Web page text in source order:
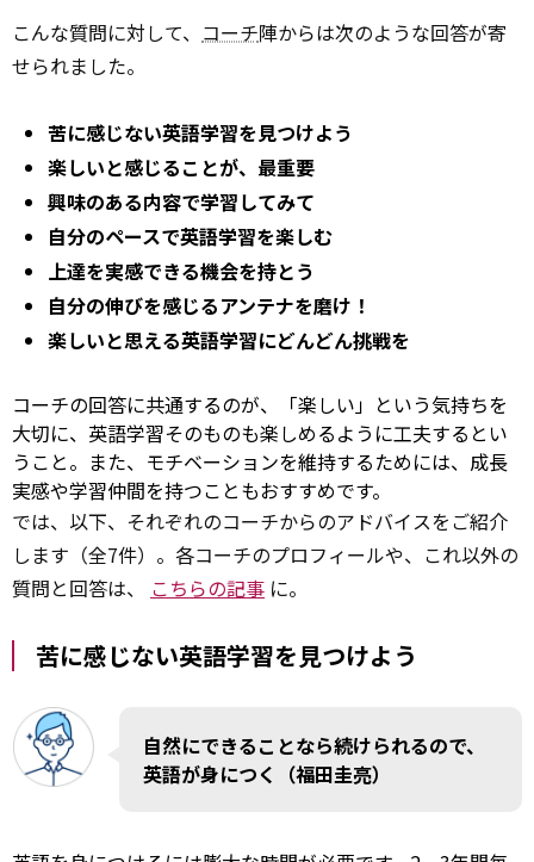
こんな質問に対して、 コーチ陣からは次のような回答が寄
せられました。
苦に感じない英語学習を見つけよう
楽しいと感じることが、最重要
興味のある内容で学習してみて
自分のペースで英語学習を楽しむ
上達を実感できる機会を持とう
自分の伸びを感じるアンテナを磨け！
楽しいと思える英語学習にどんどん挑戦を
コーチの回答に共通するのが、「楽しい」という気持ちを
大切に、英語学習そのものも楽しめるように工夫するとい
うこと。また、モチベーションを維持するためには、成長
実感や学習仲間を持つこともおすすめです。
では、以下、それぞれのコーチからのアドバイスをご紹介
します（全7件）。各コーチのプロフィールや、これ以外の
質問と回答は、 こちらの記事 に。
苦に感じない英語学習を見つけよう
自然にできることなら続けられるので、
英語が身につく（福田圭亮）